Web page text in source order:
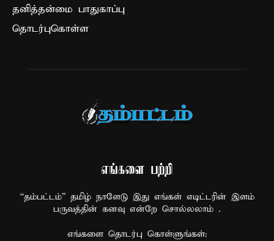
தனித்தன்மை பாதுகாப்பு
தொடர்புகொள்ள
எங்களை பற்றி
“தம்பட்டம்” தமிழ் நாளேடு இது எங்கள் எடிட்டரின் இளம்
பருவத்தின் கனவு என்றே சொல்லலாம் .
எங்களை தொடர்பு கொள்ளுங்கள்: